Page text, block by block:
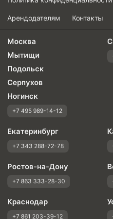
Арендодателям Контакты
Москва
Мытищи
Подольск
Серпухов
Ногинск
+7 495 989-14-12
Екатеринбург
+7 343 288-72-78
Ростов-на-Дону
+7 863 333-28-30
Краснодар
+7 861 203-39-12